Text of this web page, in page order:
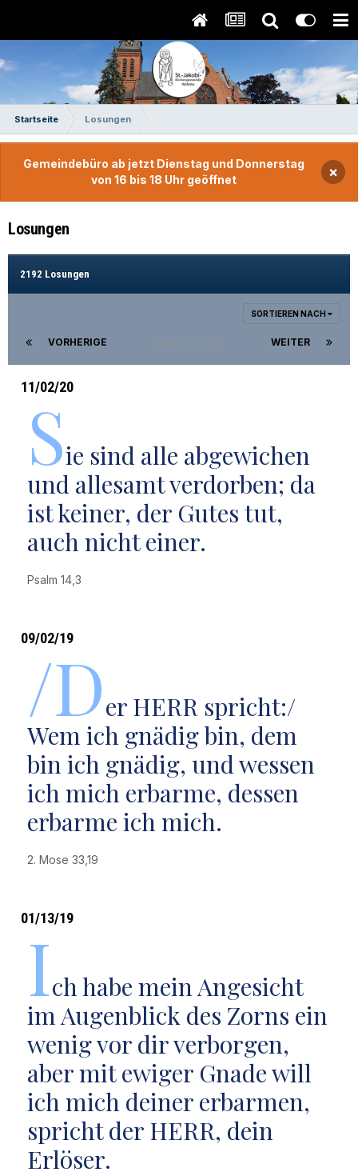
Startseite Losungen
Gemeindebüro ab jetzt Dienstag und Donnerstag
von 16 bis 18 Uhr geöffnet
×
Losungen
2192 Losungen
SORTIEREN NACH
VORHERIGE WEITER
11/02/20
Sie sind alle abgewichen
und allesamt verdorben; da
ist keiner, der Gutes tut,
auch nicht einer.
Psalm 14,3
09/02/19
/Der HERR spricht:/
Wem ich gnädig bin, dem
bin ich gnädig, und wessen
ich mich erbarme, dessen
erbarme ich mich.
2. Mose 33,19
01/13/19
Ich habe mein Angesicht
im Augenblick des Zorns ein
wenig vor dir verborgen,
aber mit ewiger Gnade will
ich mich deiner erbarmen,
spricht der HERR, dein
Erlöser.